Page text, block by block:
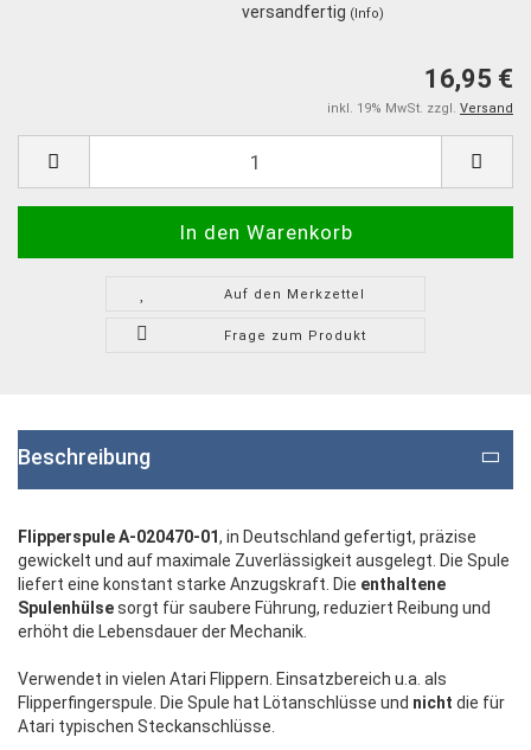
versandfertig (Info)
16,95 €
inkl. 19% MwSt. zzgl. Versand
Auf den Merkzettel
Frage zum Produkt
Beschreibung
Flipperspule A-020470-01, in Deutschland gefertigt, präzise
gewickelt und auf maximale Zuverlässigkeit ausgelegt. Die Spule
liefert eine konstant starke Anzugskraft. Die enthaltene
Spulenhülsesorgt für saubere Führung, reduziert Reibung und
erhöht die Lebensdauer der Mechanik.
Verwendet in vielen Atari Flippern. Einsatzbereich u.a. als
Flipperfingerspule. Die Spule hat Lötanschlüsse und nicht die für
Atari typischen Steckanschlüsse.